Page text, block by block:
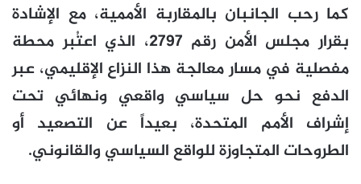
كما رحب الجانبان بالمقاربة الأممية، مع الإشادة
بقرار مجلس الأمن رقم 2797، الذي اعتُبر محطة
مفصلية في مسار معالجة هذا النزاع الإقليمي، عبر
الدفع نحو حل سياسي واقعي ونهائي تحت
إشراف الأمم المتحدة، بعيداً عن التصعيد أو
الطروحات المتجاوزة للواقع السياسي والقانوني.